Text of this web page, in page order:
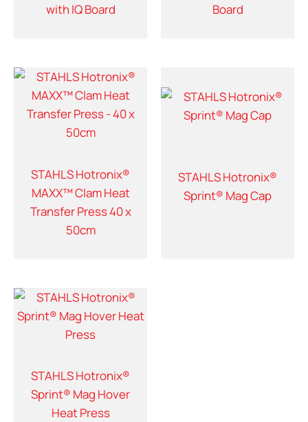
with IQ Board
Board
STAHLS Hotronix®
MAXX™ Clam Heat
Transfer Press 40 x
50cm
STAHLS Hotronix®
Sprint® Mag Cap
STAHLS Hotronix®
Sprint® Mag Hover
Heat Press